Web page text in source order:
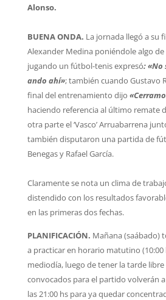
Alonso.
BUENA ONDA. La jornada llegó a su
Alexander Medina poniéndole algo
jugando un fútbol-tenis expresó: «No
ando ahí»; también cuando Gustavo
final del entrenamiento dijo
haciendo referencia al último remate
otra parte el ‘Vasco’ Arruabarrena
también disputaron una partida de
Benegas y Rafael García.
Claramente se nota un clima de
distendido con los resultados
en las primeras dos fechas.
PLANIFICACIÓN. Mañana (saábado)
a practicar en horario matutino (10:00
mediodía, luego de tener la tarde
convocados para el partido volverán
las 21:00 hs para ya quedar